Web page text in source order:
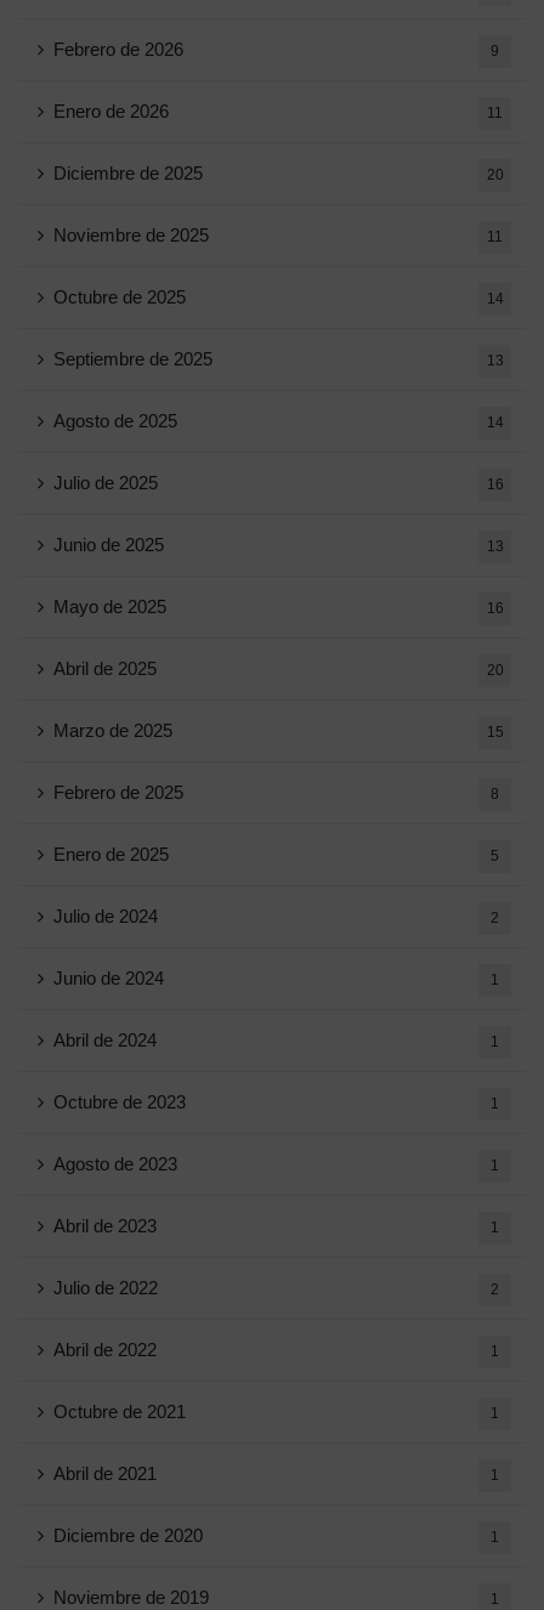
Febrero de 2026 9
Enero de 2026 11
Diciembre de 2025 20
Noviembre de 2025 11
Octubre de 2025 14
Septiembre de 2025 13
Agosto de 2025 14
Julio de 2025 16
Junio ​​de 2025 13
Mayo de 2025 16
Abril de 2025 20
Marzo de 2025 15
Febrero de 2025 8
Enero de 2025 5
Julio de 2024 2
Junio ​​de 2024 1
Abril de 2024 1
Octubre de 2023 1
Agosto de 2023 1
Abril de 2023 1
Julio de 2022 2
Abril de 2022 1
Octubre de 2021 1
Abril de 2021 1
Diciembre de 2020 1
Noviembre de 2019 1